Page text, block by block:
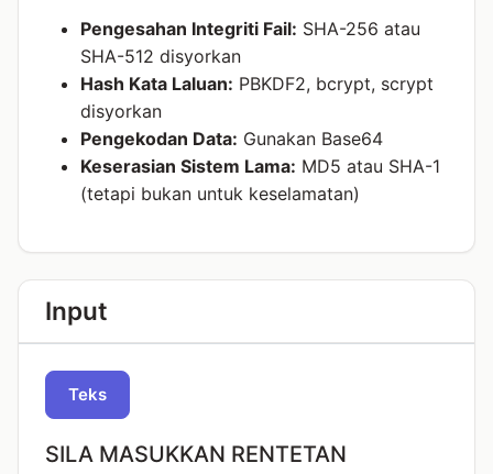
Pengesahan Integriti Fail: SHA-256 atau
SHA-512 disyorkan
Hash Kata Laluan: PBKDF2, bcrypt, scrypt
disyorkan
Pengekodan Data: Gunakan Base64
Keserasian Sistem Lama: MD5 atau SHA-1
(tetapi bukan untuk keselamatan)
Input
Teks
SILA MASUKKAN RENTETAN